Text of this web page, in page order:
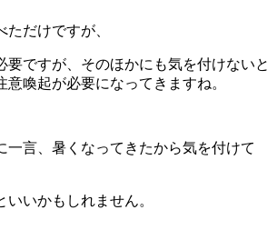
だけですが、
要ですが、そのほかにも気を付けないと
意喚起が必要になってきますね。
一言、暑くなってきたから気を付けて
いいかもしれません。